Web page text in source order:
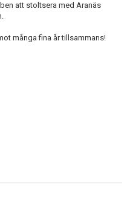
att stoltsera med Aranäs
många fina år tillsammans!